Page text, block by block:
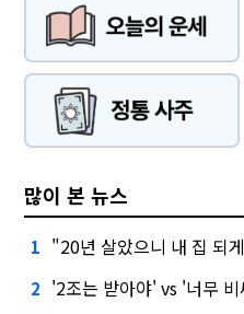
많이 본 뉴스
1 "20년 살았으니 내 집 되
2 '2조는 받아야' vs '너무